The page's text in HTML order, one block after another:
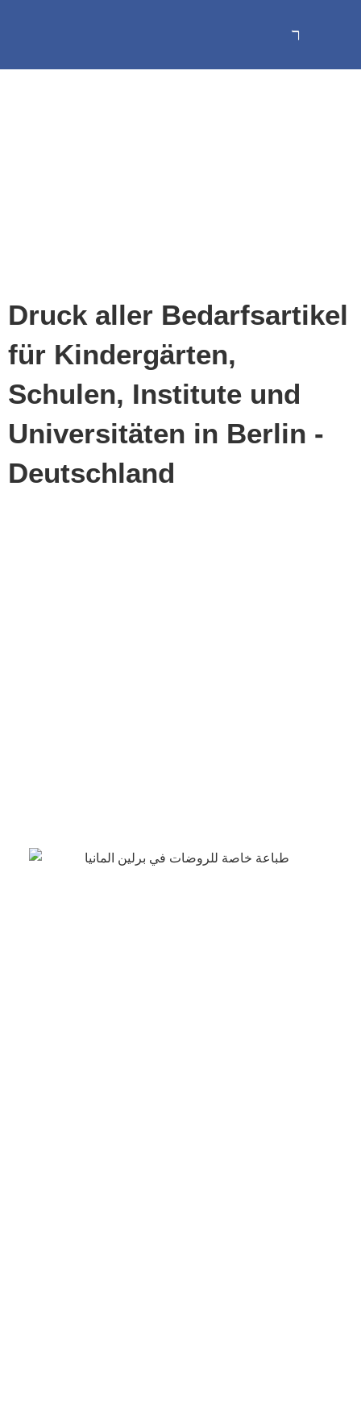
Druck aller Bedarfsartikel
für Kindergärten,
Schulen, Institute und
Universitäten in Berlin -
Deutschland